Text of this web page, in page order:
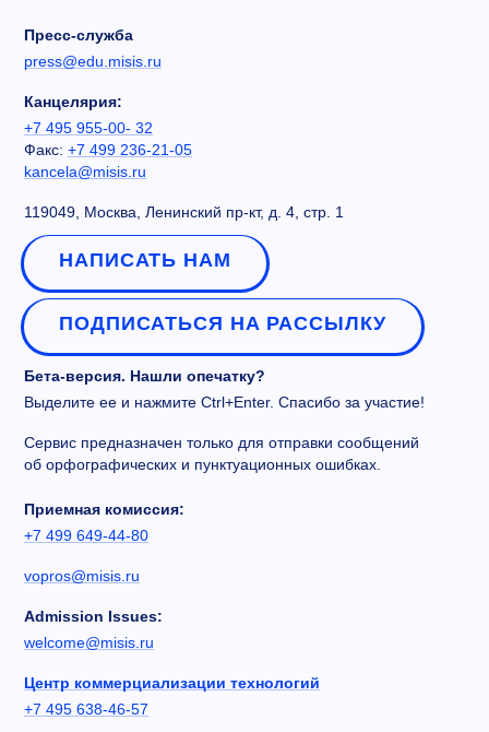
Пресс-служба
press@edu.misis.ru
Канцелярия:
+7 495 955-00- 32
Факс: +7 499 236-21-05
kancela@misis.ru
119049, Москва, Ленинский пр-кт, д. 4, стр. 1
НАПИСАТЬ НАМ
ПОДПИСАТЬСЯ НА РАССЫЛКУ
Бета-версия. Нашли опечатку?
Выделите ее и нажмите Ctrl+Enter. Спасибо за участие!
Сервис предназначен только для отправки сообщений
об орфографических и пунктуационных ошибках.
Приемная комиссия:
+7 499 649-44-80
vopros@misis.ru
Admission Issues:
welcome@misis.ru
Центр коммерциализации технологий
+7 495 638-46-57